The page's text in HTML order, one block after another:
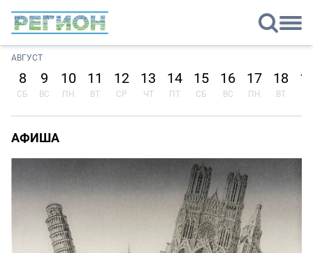
АВГУСТ
8
СБ
9
ВС
10
ПН
11
ВТ
12
СР
13
ЧТ
14
ПТ
15
СБ
16
ВС
17
ПН
18
ВТ
АФИША